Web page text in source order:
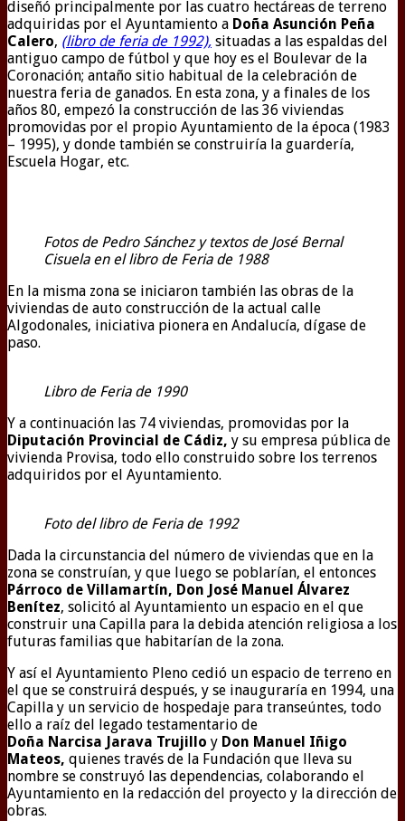
diseñó principalmente por las cuatro hectáreas de terreno
adquiridas por el Ayuntamiento a Doña Asunción Peña
Calero, (libro de feria de 1992), situadas a las espaldas del
antiguo campo de fútbol y que hoy es el Boulevar de la
Coronación; antaño sitio habitual de la celebración de
nuestra feria de ganados. En esta zona, y a finales de los
años 80, empezó la construcción de las 36 viviendas
promovidas por el propio Ayuntamiento de la época (1983
– 1995), y donde también se construiría la guardería,
Escuela Hogar, etc.
Fotos de Pedro Sánchez y textos de José Bernal
Cisuela en el libro de Feria de 1988
En la misma zona se iniciaron también las obras de la
viviendas de auto construcción de la actual calle
Algodonales, iniciativa pionera en Andalucía, dígase de
paso.
Libro de Feria de 1990
Y a continuación las 74 viviendas, promovidas por la
Diputación Provincial de Cádiz, y su empresa pública de
vivienda Provisa, todo ello construido sobre los terrenos
adquiridos por el Ayuntamiento.
Foto del libro de Feria de 1992
Dada la circunstancia del número de viviendas que en la
zona se construían, y que luego se poblarían, el entonces
Párroco de Villamartín, Don José Manuel Álvarez
Benítez, solicitó al Ayuntamiento un espacio en el que
construir una Capilla para la debida atención religiosa a los
futuras familias que habitarían de la zona.
Y así el Ayuntamiento Pleno cedió un espacio de terreno en
el que se construirá después, y se inauguraría en 1994, una
Capilla y un servicio de hospedaje para transeúntes, todo
ello a raíz del legado testamentario de
Doña Narcisa Jarava Trujillo y Don Manuel Iñigo
Mateos, quienes través de la Fundación que lleva su
nombre se construyó las dependencias, colaborando el
Ayuntamiento en la redacción del proyecto y la dirección de
obras.